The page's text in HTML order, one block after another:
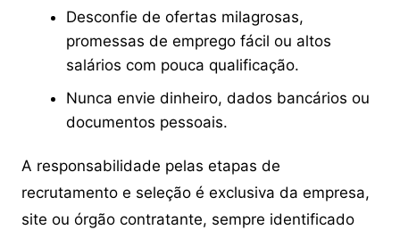
Desconfie de ofertas milagrosas,
promessas de emprego fácil ou altos
salários com pouca qualificação.
Nunca envie dinheiro, dados bancários ou
documentos pessoais.
A responsabilidade pelas etapas de
recrutamento e seleção é exclusiva da empresa,
site ou órgão contratante, sempre identificado